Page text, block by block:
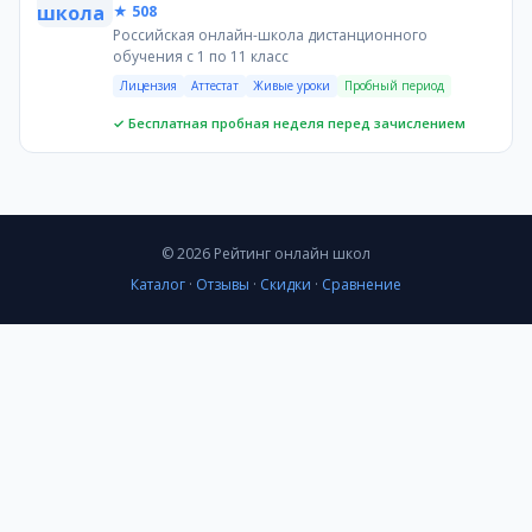
Нет скидок и пробного периода — нужно сразу
Фиксированное расписание может не подойти для
Рекомендация
Часто задаваемые вопросы
Где лучше подготовка к ЕГЭ?
Обе школы заявляют подготовку к ЕГЭ и ОГЭ.
В какой школе есть аттестат?
★ 508
Российская онлайн-школа дистанционного
обучения с 1 по 11 класс
Лицензия Аттестат Живые уроки Пробный период
✓ Бесплатная пробная неделя перед зачислением
© 2026 Рейтинг онлайн школ
Каталог · Отзывы · Скидки · Сравнение